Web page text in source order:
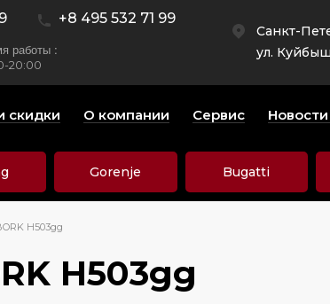
+8 495 532 71 99
работы :
20:00
Санкт-
ул.
скидки О компании Сервис
Gorenje Bugatti
H503gg
H503gg